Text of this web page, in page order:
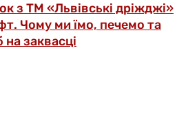
з ТМ «Львівські дріжджі»
Чому ми їмо, печемо та
на заквасці